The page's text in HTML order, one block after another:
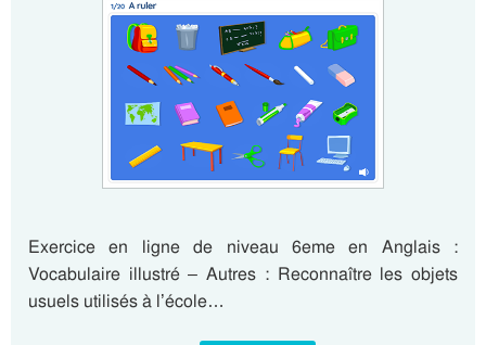
Exercice en ligne de niveau 6eme en Anglais :
Vocabulaire illustré – Autres : Reconnaître les objets
usuels utilisés à l’école…